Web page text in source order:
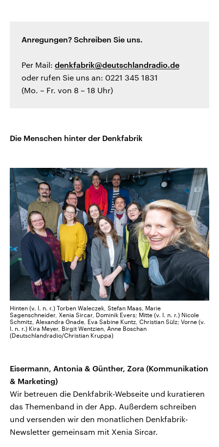
Anregungen? Schreiben Sie uns.
Per Mail: denkfabrik@deutschlandradio.de
oder rufen Sie uns an: 0221 345 1831
(Mo. – Fr. von 8 – 18 Uhr)
Die Menschen hinter der Denkfabrik
Hinten (v. l. n. r.) Torben Waleczek, Stefan Maas, Marie
Sagenschneider, Xenia Sircar, Dominik Evers; Mitte (v. l. n. r.) Nicole
Schmitz, Alexandra Gnade, Eva Sabine Kuntz, Christian Sülz; Vorne (v.
l. n. r.) Kira Meyer, Birgit Wentzien, Anne Boschan
(Deutschlandradio/Christian Kruppa)
Eisermann, Antonia & Günther, Zora (Kommunikation
& Marketing)
Wir betreuen die Denkfabrik-Webseite und kuratieren
das Themenband in der App. Außerdem schreiben
und versenden wir den monatlichen Denkfabrik-
Newsletter gemeinsam mit Xenia Sircar.